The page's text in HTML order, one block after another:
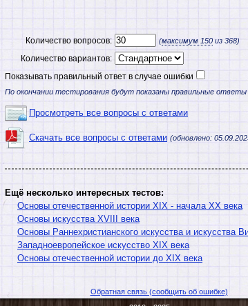
Количество вопросов: (максимум 150 из 368)
Количество вариантов:
Показывать правильный ответ в случае ошибки
По окончании тестирования будут показаны правильные
Просмотреть все вопросы с ответами
Скачать все вопросы с ответами (обновлено:
Ещё несколько интересных тестов:
Основы отечественной истории XIX - начала XX века
Основы искусства XVIII века
Основы Раннехристианского искусства и искусства
Западноевропейское искусство XIX века
Основы отечественной истории до XIX века
Обратная связь (сообщить об ошибке)